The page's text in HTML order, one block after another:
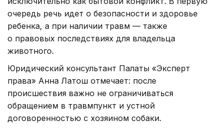
очередь речь идет о безопасности и здоровье
ребенка, а при наличии травм — также
о правовых последствиях для владельца
животного.
Юридический консультант Палаты «Эксперт
права» Анна Латош отмечает: после
происшествия важно не ограничиваться
обращением в травмпункт и устной
договоренностью с хозяином собаки.